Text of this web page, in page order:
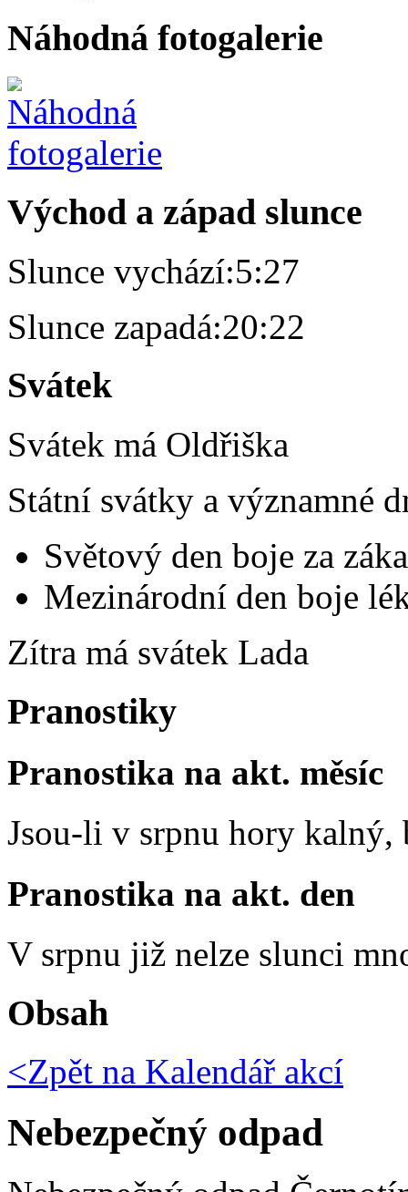
Náhodná fotogalerie
Východ a západ slunce
Slunce vychází:5:27
Slunce zapadá:20:22
Svátek
Svátek má Oldřiška
Státní svátky a významné
Světový den boje za
Mezinárodní den boje
Zítra má svátek Lada
Pranostiky
Pranostika na akt. měsíc
Jsou-li v srpnu hory
Pranostika na akt. den
V srpnu již nelze slunci
Obsah
<Zpět na Kalendář akcí
Nebezpečný odpad